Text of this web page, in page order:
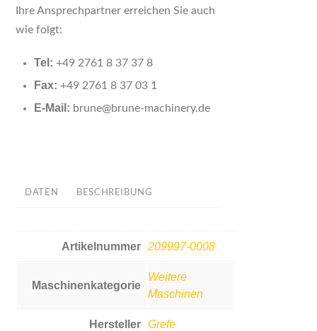
Ihre Ansprechpartner erreichen Sie auch
wie folgt:
Tel: +49 2761 8 37 37 8
Fax: +49 2761 8 37 03 1
E-Mail: brune@brune-machinery.de
DATEN BESCHREIBUNG
Artikelnummer 209997-0008
Maschinenkategorie
Weitere
Maschinen
Hersteller Grefe